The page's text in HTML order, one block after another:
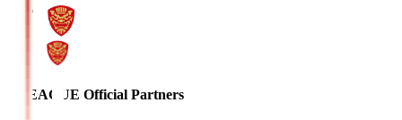
J.LEAGUE Official Partners